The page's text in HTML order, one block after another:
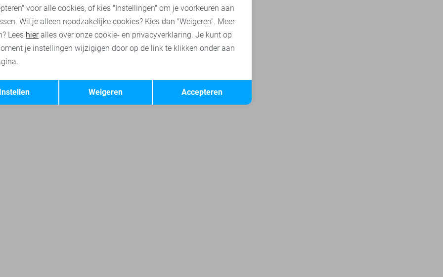
Terug Opslaan
voor alle cookies, of kies "Instellingen" om je voorkeuren aan
Wil je alleen noodzakelijke cookies? Kies dan "Weigeren". Meer
Lees hieralles over onze cookie- en privacyverklaring. Je kunt op
je instellingen wijzigigen door op de link te klikken onder aan
Accepteren
Weigeren